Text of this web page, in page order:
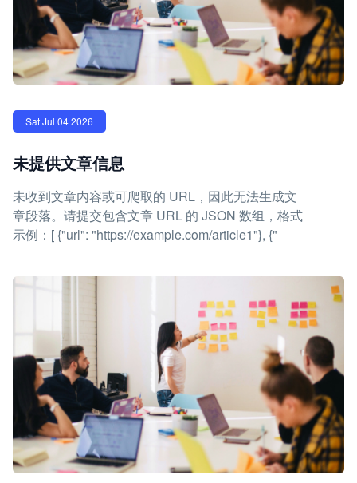
Sat Jul 04 2026
未提供文章信息
未收到文章内容或可爬取的 URL，因此无法生成文
章段落。请提交包含文章 URL 的 JSON 数组，格式
示例：[ {"url": "https://example.com/article1"}, {"